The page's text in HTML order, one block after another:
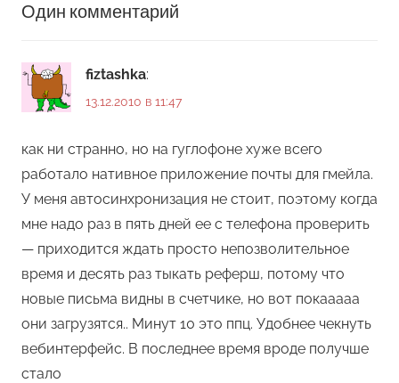
Один комментарий
fiztashka:
13.12.2010 в 11:47
как ни странно, но на гуглофоне хуже всего
работало нативное приложение почты для гмейла.
У меня автосинхронизация не стоит, поэтому когда
мне надо раз в пять дней ее с телефона проверить
— приходится ждать просто непозволительное
время и десять раз тыкать реферш, потому что
новые письма видны в счетчике, но вот покааааа
они загрузятся.. Минут 10 это ппц. Удобнее чекнуть
вебинтерфейс. В последнее время вроде получше
стало